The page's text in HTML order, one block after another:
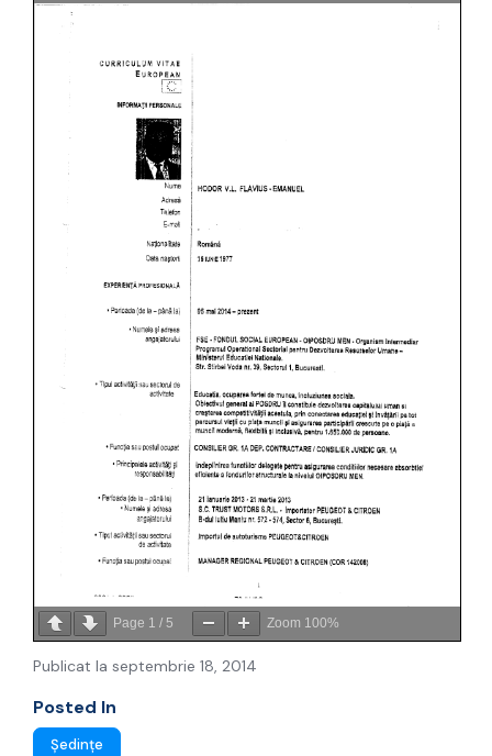
Page 1 / 5 Zoom 100%
Publicat la septembrie 18, 2014
Posted In
Ședințe